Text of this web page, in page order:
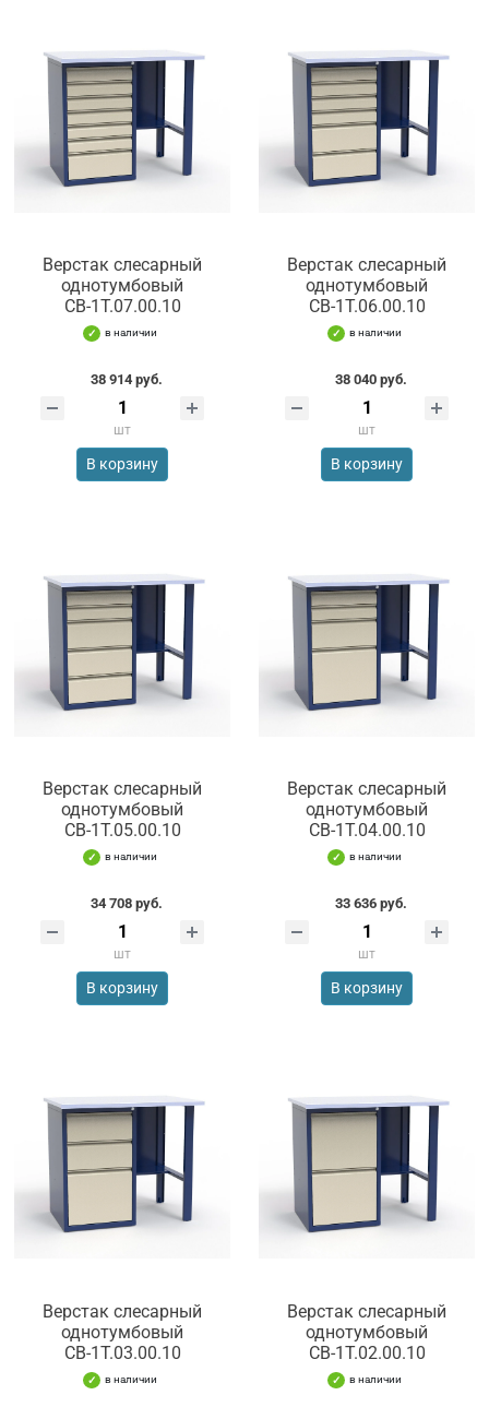
Верстак слесарный
однотумбовый
СВ-1Т.07.00.10
в наличии
38 914 руб.
шт
В корзину
Верстак слесарный
однотумбовый
СВ-1Т.06.00.10
в наличии
38 040 руб.
шт
В корзину
Верстак слесарный
однотумбовый
СВ-1Т.05.00.10
в наличии
34 708 руб.
шт
В корзину
Верстак слесарный
однотумбовый
СВ-1Т.04.00.10
в наличии
33 636 руб.
шт
В корзину
Верстак слесарный
однотумбовый
СВ-1Т.03.00.10
в наличии
Верстак слесарный
однотумбовый
СВ-1Т.02.00.10
в наличии